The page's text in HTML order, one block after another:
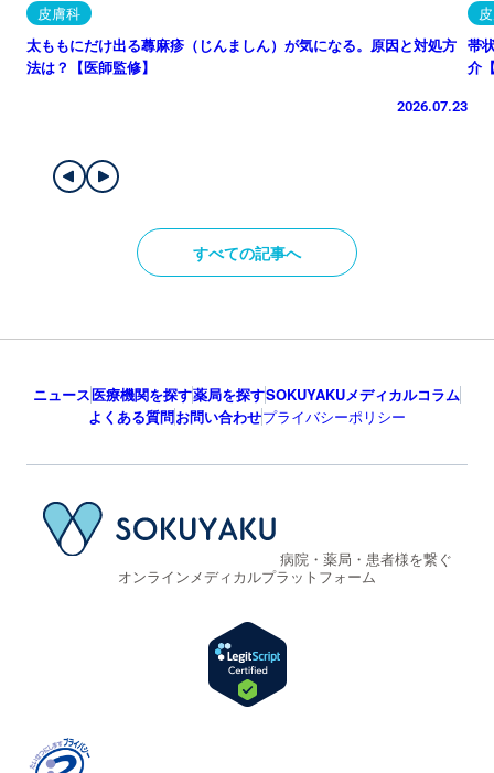
皮膚科
太ももにだけ出る蕁麻疹（じんましん）が気になる。原因と対処方
法は？【医師監修】
2026.07.23
帯
介
すべての記事へ
ニュース医療機関を探す薬局を探すSOKUYAKUメディカルコラム
よくある質問お問い合わせプライバシーポリシー
病院・薬局・患者様を繋ぐ
オンラインメディカルプラットフォーム